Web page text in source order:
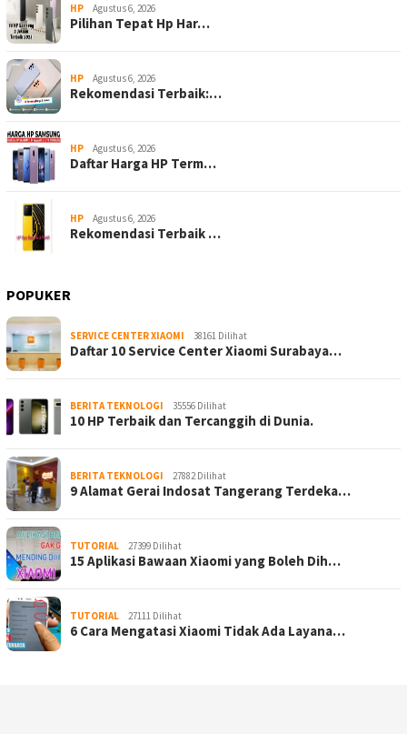
HP Agustus 6, 2026
Pilihan Tepat Hp Har…
HP Agustus 6, 2026
Rekomendasi Terbaik:…
HP Agustus 6, 2026
Daftar Harga HP Term…
HP Agustus 6, 2026
Rekomendasi Terbaik …
POPUKER
SERVICE CENTER XIAOMI 38161 Dilihat
Daftar 10 Service Center Xiaomi Surabaya…
BERITA TEKNOLOGI 35556 Dilihat
10 HP Terbaik dan Tercanggih di Dunia.
BERITA TEKNOLOGI 27882 Dilihat
9 Alamat Gerai Indosat Tangerang Terdeka…
TUTORIAL 27399 Dilihat
15 Aplikasi Bawaan Xiaomi yang Boleh Dih…
TUTORIAL 27111 Dilihat
6 Cara Mengatasi Xiaomi Tidak Ada Layana…